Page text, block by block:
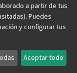
que aporta un
a partir de tus
Puedes
y configurar tus
Aceptar todo